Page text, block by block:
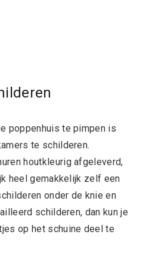
poppenhuis te pimpen is
te schilderen.
houtkleurig afgeleverd,
heel gemakkelijk zelf een
onder de knie en
schilderen, dan kun je
op het schuine deel te